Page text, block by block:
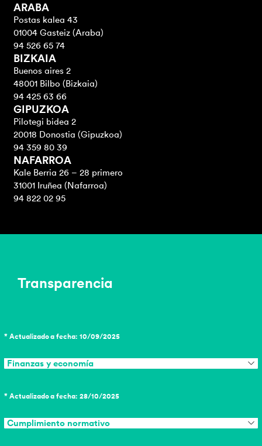
ARABA
Postas kalea 43
01004 Gasteiz (Araba)
94 526 65 74
BIZKAIA
Buenos aires 2
48001 Bilbo (Bizkaia)
94 425 63 66
GIPUZKOA
Pilotegi bidea 2
20018 Donostia (Gipuzkoa)
94 359 80 39
NAFARROA
Kale Berria 26 – 28 primero
31001 Iruñea (Nafarroa)
94 822 02 95
Transparencia
* Actualizado a fecha: 10/09/2025
Finanzas y economía
* Actualizado a fecha: 28/10/2025
Cumplimiento normativo